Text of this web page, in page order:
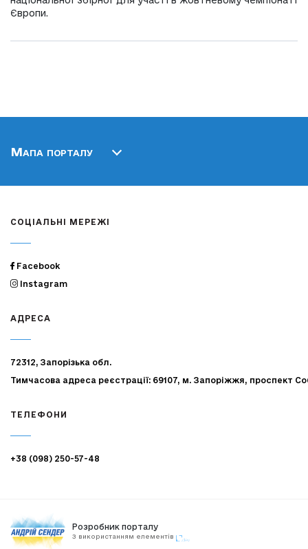
Європи.
Мапа порталу
СОЦІАЛЬНІ МЕРЕЖІ
Facebook
Instagram
АДРЕСА
72312, Запорізька обл.
Тимчасова адреса реєстрації: 69107, м. Запоріжжя, проспект
ТЕЛЕФОНИ
+38 (098) 250-57-48
Розробник порталу
З використанням елементів